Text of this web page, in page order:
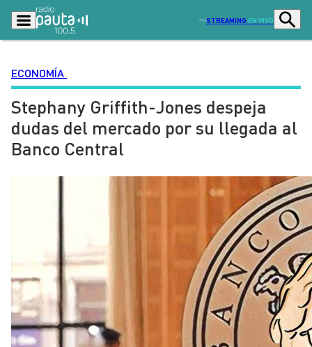
STREAMING EN VIVO
Podcasts Programas
Lo Último Actualidad
Ciudad
Radio en vivo Sostenibilidad
Tendencias Deportes
Opinión
Dato en Pauta Señal 2
Contenido Patrocinado
ECONOMÍA
Stephany Griffith-Jones despeja
dudas del mercado por su llegada al
Banco Central